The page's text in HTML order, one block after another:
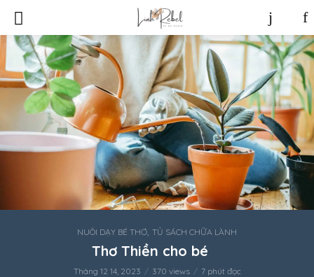
NUÔI DẠY BÉ THƠ, TỦ SÁCH CHỮA LÀNH
Thơ Thiền cho bé
Tháng 12 14, 2023 370 views 7 phút đọc